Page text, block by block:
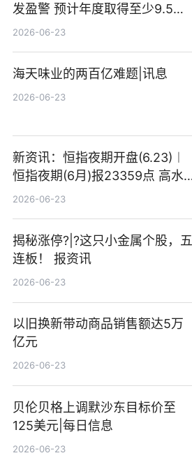
发盈警 预计年度取得至少9.5亿
港元的亏损 同比盈转亏
2026-06-23
海天味业的两百亿难题|讯息
2026-06-23
新资讯：恒指夜期开盘(6.23)︱
恒指夜期(6月)报23359点 高水
23点
2026-06-23
揭秘涨停?|?这只小金属个股，五
连板！ 报资讯
2026-06-23
以旧换新带动商品销售额达5万
亿元
2026-06-23
贝伦贝格上调默沙东目标价至
125美元|每日信息
2026-06-23